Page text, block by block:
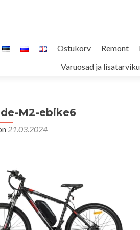
Ostukorv Remont
Varuosad ja
M2-ebike6
21.03.2024